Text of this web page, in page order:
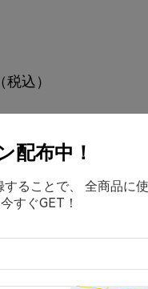
ィオのLE Audioと
が内蔵され、cVc 8.0
って、どこでもクリア
ド、シムレスなゲーム体
税込）
有効期限
トに追加
配布中！
ることで、 全商品に
すぐGET！